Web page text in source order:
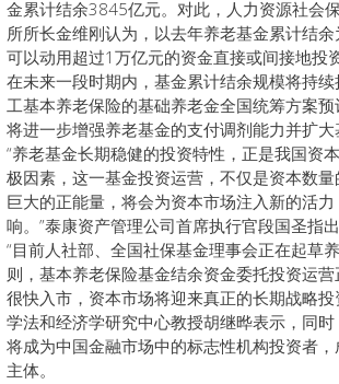
金累计结余3845亿元。对此，人力资源社会
所所长金维刚认为，以去年养老基金累计结
可以动用超过1万亿元的资金直接或间接地投
在未来一段时期内，基金累计结余规模将持
工基本养老保险的基础养老金全国统筹方案
将进一步增强养老基金的支付调剂能力并扩大
“养老基金长期稳健的投资特性，正是我国资
极因素，这一基金投资运营，不仅是资本数
巨大的正能量，将会为资本市场注入新的活
响。”泰康资产管理公司首席执行官段国圣指出
“目前人社部、全国社保基金理事会正在起草
则，基本养老保险基金结余资金委托投资运
很快入市，资本市场将迎来真正的长期战略投
学法和经济学研究中心教授胡继晔表示，同
将成为中国金融市场中的标志性机构投资者
主体。